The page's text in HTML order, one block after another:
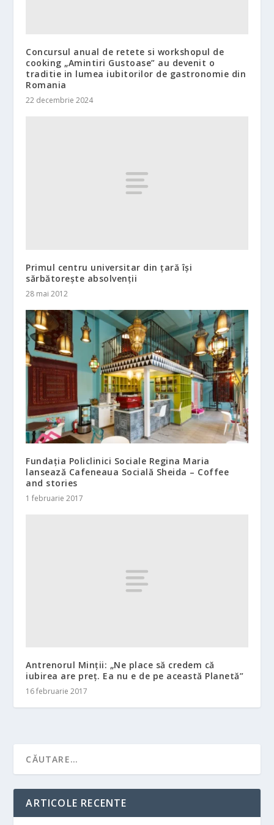
Concursul anual de retete si workshopul de
cooking „Amintiri Gustoase” au devenit o
traditie in lumea iubitorilor de gastronomie din
Romania
22 decembrie 2024
Primul centru universitar din țară își
sărbătorește absolvenții
28 mai 2012
Fundația Policlinici Sociale Regina Maria
lansează Cafeneaua Socială Sheida – Coffee
and stories
1 februarie 2017
Antrenorul Minţii: „Ne place să credem că
iubirea are preţ. Ea nu e de pe această Planetă”
16 februarie 2017
ARTICOLE RECENTE